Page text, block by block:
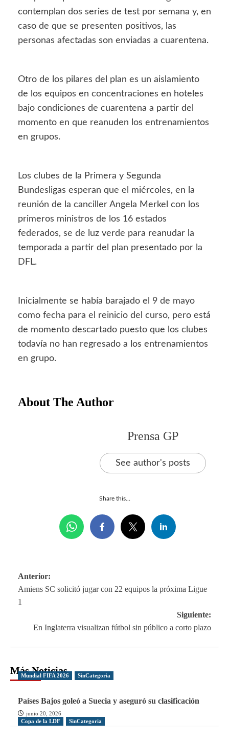
contemplan dos series de test por semana y, en
caso de que se presenten positivos, las
personas afectadas son enviadas a cuarentena.
Otro de los pilares del plan es un aislamiento
de los equipos en concentraciones en hoteles
bajo condiciones de cuarentena a partir del
momento en que reanuden los entrenamientos
en grupos.
Los clubes de la Primera y Segunda
Bundesligas esperan que el miércoles, en la
reunión de la canciller Angela Merkel con los
primeros ministros de los 16 estados
federados, se de luz verde para reanudar la
temporada a partir del plan presentado por la
DFL.
Inicialmente se había barajado el 9 de mayo
como fecha para el reinicio del curso, pero está
de momento descartado puesto que los clubes
todavía no han regresado a los entrenamientos
en grupo.
About The Author
Prensa GP
See author's posts
Share this...
Navegación
de
Anterior:
Amiens SC solicitó jugar con 22 equipos la próxima Ligue
1
Siguiente:
En Inglaterra visualizan fútbol sin público a corto plazo
Más Noticias
Mundial FIFA 2026 SinCategoria
Países Bajos goleó a Suecia y aseguró su clasificación
junio 20, 2026
Copa de la LDF
SinCategoria